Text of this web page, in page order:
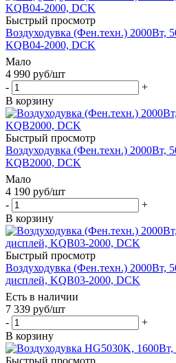
Быстрый просмотр
Воздуходувка (Фен.техн.) 2000Вт,
KQB04-2000, DCK
Мало
4 990 руб/шт
-
+
В корзину
Быстрый просмотр
Воздуходувка (Фен.техн.) 2000Вт,
KQB2000, DCK
Мало
4 190 руб/шт
-
+
В корзину
Быстрый просмотр
Воздуходувка (Фен.техн.) 2000Вт,
дисплей, KQB03-2000, DCK
Есть в наличии
7 339 руб/шт
-
+
В корзину
Быстрый просмотр